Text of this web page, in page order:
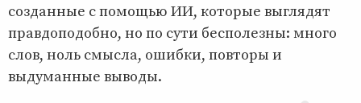
созданные с помощью ИИ, которые выглядят
правдоподобно, но по сути бесполезны: много
слов, ноль смысла, ошибки, повторы и
выдуманные выводы.